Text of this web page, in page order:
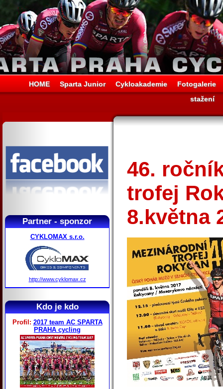
HOME Sparta Junior Cykloakademie
Fotogalerie
stažení
Partner - sponzor
CYKLOMAX s.r.o.
http://www.cyklomax.cz
Kdo je kdo
Profil: 2017 team AC SPARTA
PRAHA cycling
46.
trofej
8.května